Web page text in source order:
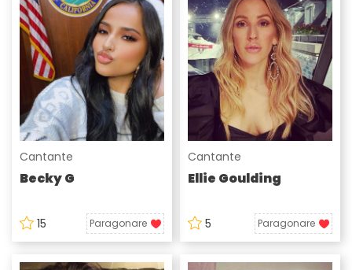
Cantante
Becky G
15 Paragonare
Cantante
Ellie Goulding
5 Paragonare